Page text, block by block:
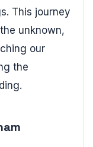
This journey
unknown,
our
the